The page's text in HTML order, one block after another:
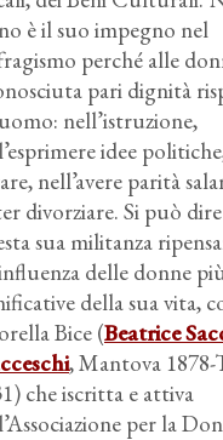
è il suo impegno nel
perché alle
pari dignità
nell’istruzione,
idee
nell’avere parità
divorziare. Si può
sua militanza
delle donne
della sua vita,
Bice (Beatrice
, Mantova
che iscritta e attiva
per la